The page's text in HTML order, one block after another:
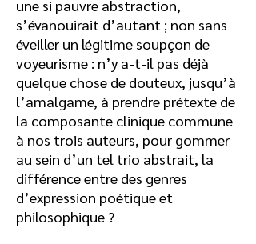
une si pauvre abstraction,
s’évanouirait d’autant ; non sans
éveiller un légitime soupçon de
voyeurisme : n’y a-t-il pas déjà
quelque chose de douteux, jusqu’à
l’amalgame, à prendre prétexte de
la composante clinique commune
à nos trois auteurs, pour gommer
au sein d’un tel trio abstrait, la
différence entre des genres
d’expression poétique et
philosophique ?